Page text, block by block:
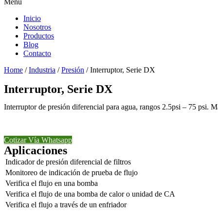
Menu
Inicio
Nosotros
Productos
Blog
Contacto
Home /Industria /Presión / Interruptor, Serie DX
Interruptor, Serie DX
Interruptor de presión diferencial para agua, rangos 2.5psi – 75 psi.
Cotizar Vía Whatsapp
Aplicaciones
Indicador de presión diferencial de filtros
Monitoreo de indicación de prueba de flujo
Verifica el flujo en una bomba
Verifica el flujo de una bomba de calor o unidad de CA
Verifica el flujo a través de un enfriador